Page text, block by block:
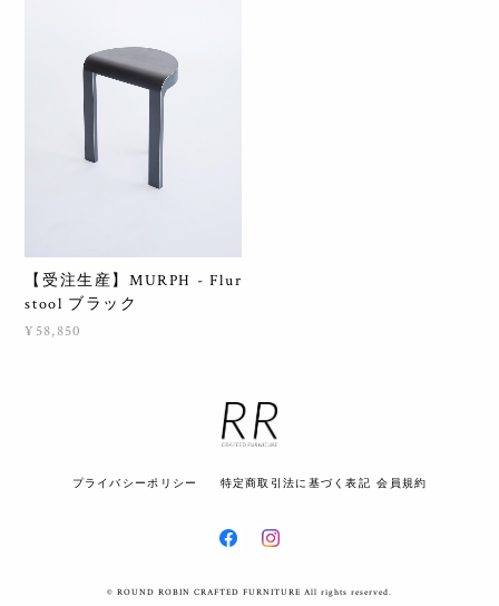
【受注生産】MURPH - Flur
stool ブラック
¥58,850
プライバシーポリシー 特定商取引法に基づく表記 会員規約
© ROUND ROBIN CRAFTED FURNITURE All rights reserved.